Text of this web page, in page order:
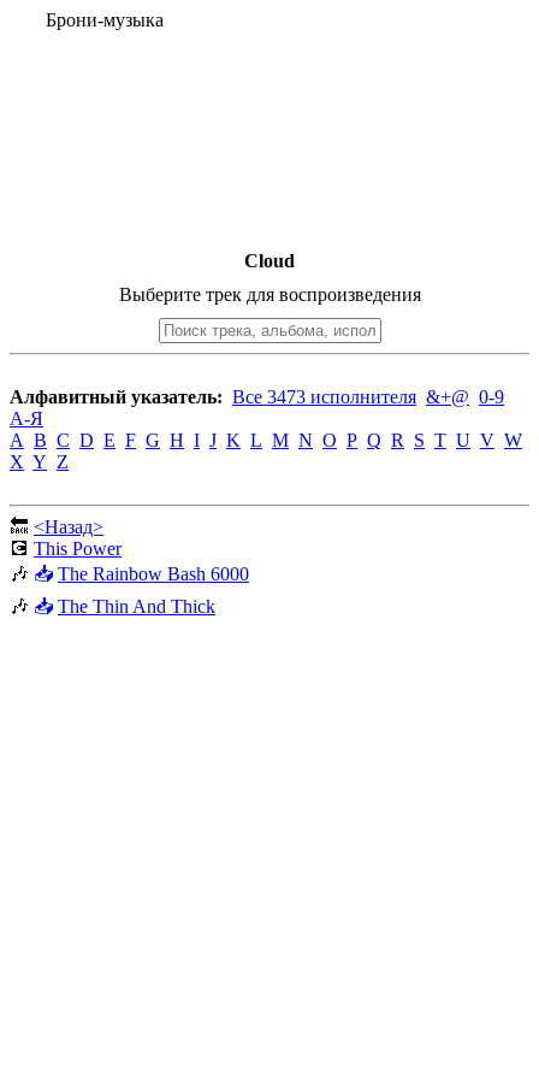
Брони-музыка
Cloud
Выберите трек для воспроизведения
Алфавитный указатель: Все 3473 исполнителя &+@ 0-9
А-Я
A B C D E F G H I J K L M N O P Q R S T U V W
X Y Z
🔙 <Назад>
💽 This Power
🎶 📥 The Rainbow Bash 6000
🎶 📥 The Thin And Thick